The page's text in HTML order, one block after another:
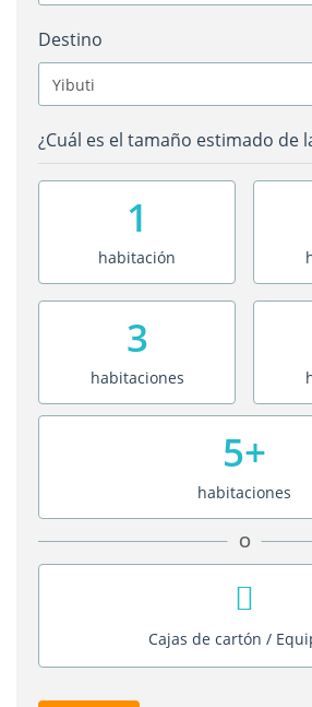
Destino
Yibuti
¿Cuál es el tamaño estimado de
1
habitación
3
habitaciones
5+
habitaciones
O
Cajas de cartón /